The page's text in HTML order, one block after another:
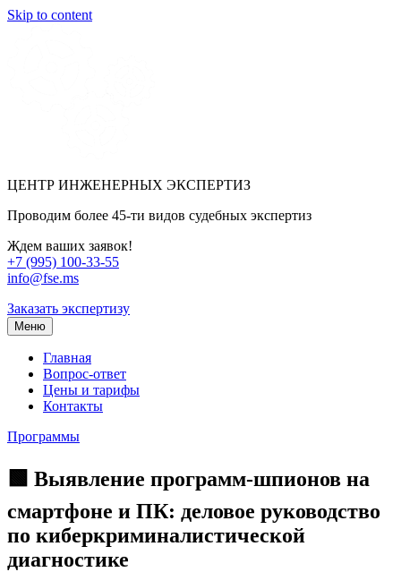
Skip to content
ЦЕНТР ИНЖЕНЕРНЫХ ЭКСПЕРТИЗ
Проводим более 45-ти видов судебных экспертиз
Ждем ваших заявок!
+7 (995) 100-33-55
info@fse.ms
Заказать экспертизу
Меню
Главная
Вопрос-ответ
Цены и тарифы
Контакты
Программы
🟩 Выявление программ-шпионов на
смартфоне и ПК: деловое руководство
по киберкриминалистической
диагностике